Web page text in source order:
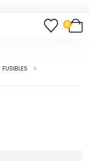
0
FUSIBLES